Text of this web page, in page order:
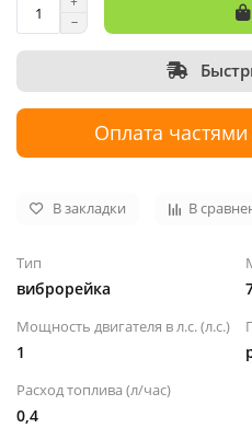
Оплата
В закладки В
Тип
виброрейка
Мощность двигателя в л.с. (л.с.)
1
Расход топлива (л/час)
0,4